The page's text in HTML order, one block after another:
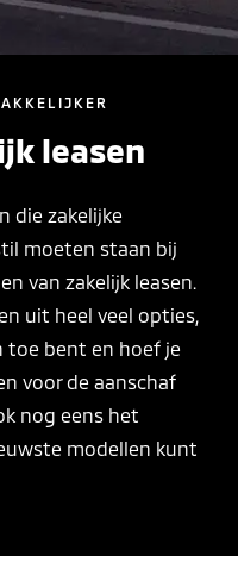
leasen
die zakelijke
moeten staan bij
van zakelijk leasen.
uit heel veel opties,
toe bent en hoef je
voor de aanschaf
nog eens het
modellen kunt